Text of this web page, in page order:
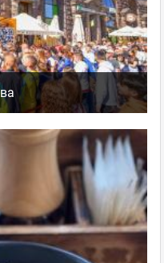
- больше не хочется.
большая проблема в
ты им
выражение
к примеру- "где ...
Оценка
0
пожаловаться